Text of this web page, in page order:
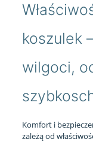
koszulek
wilgoci,
Komfort i
zależą od